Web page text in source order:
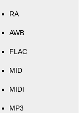
RA
AWB
FLAC
MID
MIDI
MP3